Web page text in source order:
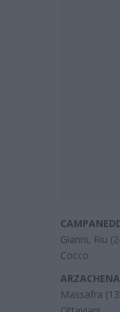
Gianni, Riu
Cocco
ARZACHENA
Massafra